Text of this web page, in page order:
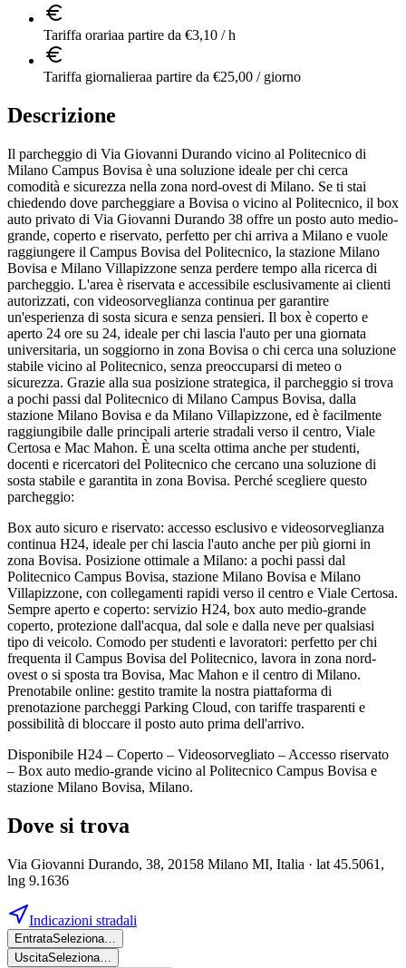
Tariffa orariaa partire da €3,10 / h
Tariffa giornalieraa partire da €25,00 / giorno
Descrizione
Il parcheggio di Via Giovanni Durando vicino al Politecnico di
Milano Campus Bovisa è una soluzione ideale per chi cerca
comodità e sicurezza nella zona nord-ovest di Milano. Se ti stai
chiedendo dove parcheggiare a Bovisa o vicino al Politecnico, il box
auto privato di Via Giovanni Durando 38 offre un posto auto medio-
grande, coperto e riservato, perfetto per chi arriva a Milano e vuole
raggiungere il Campus Bovisa del Politecnico, la stazione Milano
Bovisa e Milano Villapizzone senza perdere tempo alla ricerca di
parcheggio. L'area è riservata e accessibile esclusivamente ai clienti
autorizzati, con videosorveglianza continua per garantire
un'esperienza di sosta sicura e senza pensieri. Il box è coperto e
aperto 24 ore su 24, ideale per chi lascia l'auto per una giornata
universitaria, un soggiorno in zona Bovisa o chi cerca una soluzione
stabile vicino al Politecnico, senza preoccuparsi di meteo o
sicurezza. Grazie alla sua posizione strategica, il parcheggio si trova
a pochi passi dal Politecnico di Milano Campus Bovisa, dalla
stazione Milano Bovisa e da Milano Villapizzone, ed è facilmente
raggiungibile dalle principali arterie stradali verso il centro, Viale
Certosa e Mac Mahon. È una scelta ottima anche per studenti,
docenti e ricercatori del Politecnico che cercano una soluzione di
sosta stabile e garantita in zona Bovisa. Perché scegliere questo
parcheggio:
Box auto sicuro e riservato: accesso esclusivo e videosorveglianza
continua H24, ideale per chi lascia l'auto anche per più giorni in
zona Bovisa. Posizione ottimale a Milano: a pochi passi dal
Politecnico Campus Bovisa, stazione Milano Bovisa e Milano
Villapizzone, con collegamenti rapidi verso il centro e Viale Certosa.
Sempre aperto e coperto: servizio H24, box auto medio-grande
coperto, protezione dall'acqua, dal sole e dalla neve per qualsiasi
tipo di veicolo. Comodo per studenti e lavoratori: perfetto per chi
frequenta il Campus Bovisa del Politecnico, lavora in zona nord-
ovest o si sposta tra Bovisa, Mac Mahon e il centro di Milano.
Prenotabile online: gestito tramite la nostra piattaforma di
prenotazione parcheggi Parking Cloud, con tariffe trasparenti e
possibilità di bloccare il posto auto prima dell'arrivo.
Disponibile H24 – Coperto – Videosorvegliato – Accesso riservato
– Box auto medio-grande vicino al Politecnico Campus Bovisa e
stazione Milano Bovisa, Milano.
Dove si trova
Via Giovanni Durando, 38, 20158 Milano MI, Italia · lat 45.5061,
lng 9.1636
Indicazioni stradali
EntrataSeleziona…
UscitaSeleziona…